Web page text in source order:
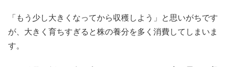
「もう少し大きくなってから収穫しよう」と思いがちです
が、大きく育ちすぎると株の養分を多く消費してしまいま
す。